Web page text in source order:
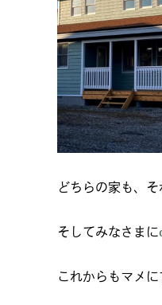
どちらの家も、
そしてみなさまに
これからもマメ